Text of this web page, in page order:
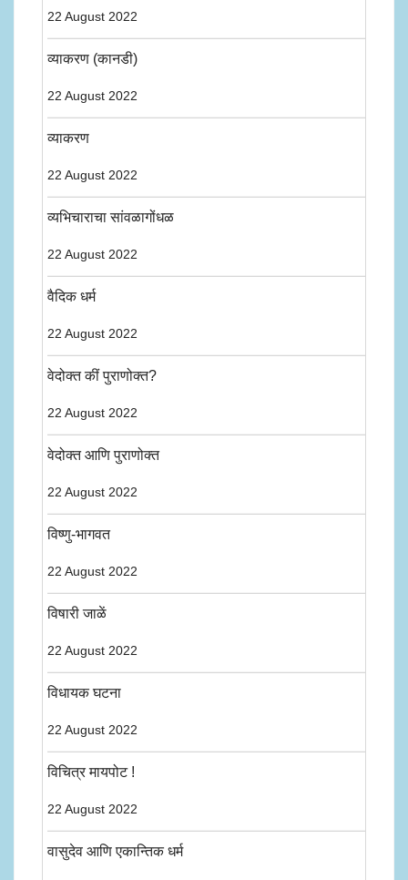
22 August 2022
व्याकरण (कानडी)
22 August 2022
व्याकरण
22 August 2022
व्यभिचाराचा सांवळागोंधळ
22 August 2022
वैदिक धर्म
22 August 2022
वेदोक्त कीं पुराणोक्त?
22 August 2022
वेदोक्त आणि पुराणोक्त
22 August 2022
विष्णु-भागवत
22 August 2022
विषारी जाळें
22 August 2022
विधायक घटना
22 August 2022
विचित्र मायपोट !
22 August 2022
वासुदेव आणि एकान्तिक धर्म